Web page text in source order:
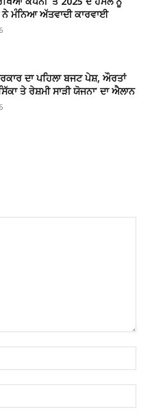
ਮੰਨਿਆ ਅੱਤਵਾਦੀ ਕਾਰਵਾਈ
ਦਾ ਪਹਿਲਾ ਬਜਟ ਪੇਸ਼, ਔਰਤਾਂ
ਤੇ ਰੇਸ਼ਮੀ ਸਾੜੀ ਯੋਜਨਾ’ ਦਾ ਐਲਾਨ